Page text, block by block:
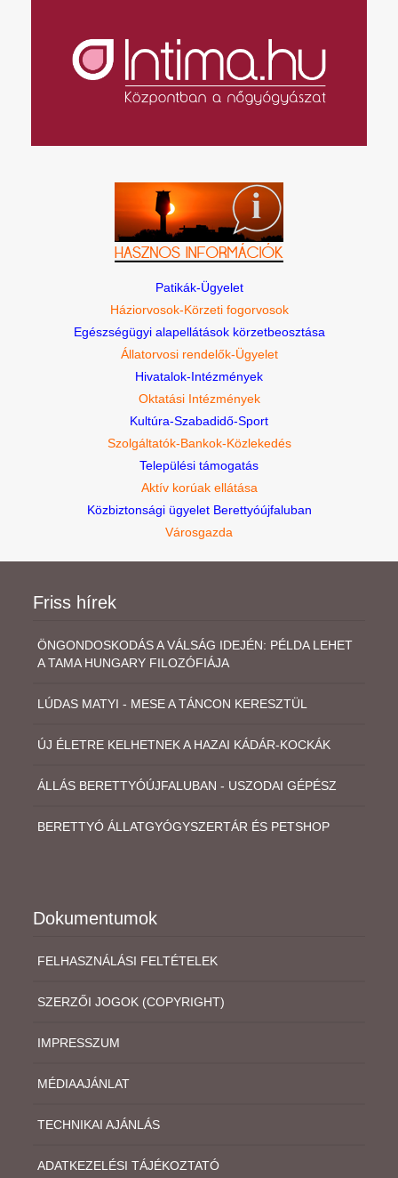
Patikák-Ügyelet
Háziorvosok-Körzeti fogorvosok
Egészségügyi alapellátások körzetbeosztása
Állatorvosi rendelők-Ügyelet
Hivatalok-Intézmények
Oktatási Intézmények
Kultúra-Szabadidő-Sport
Szolgáltatók-Bankok-Közlekedés
Települési támogatás
Aktív korúak ellátása
Közbiztonsági ügyelet Berettyóújfaluban
Városgazda
Friss hírek
ÖNGONDOSKODÁS A VÁLSÁG IDEJÉN: PÉLDA LEHET
A TAMA HUNGARY FILOZÓFIÁJA
LÚDAS MATYI - MESE A TÁNCON KERESZTÜL
ÚJ ÉLETRE KELHETNEK A HAZAI KÁDÁR-KOCKÁK
ÁLLÁS BERETTYÓÚJFALUBAN - USZODAI GÉPÉSZ
BERETTYÓ ÁLLATGYÓGYSZERTÁR ÉS PETSHOP
Dokumentumok
FELHASZNÁLÁSI FELTÉTELEK
SZERZŐI JOGOK (COPYRIGHT)
IMPRESSZUM
MÉDIAAJÁNLAT
TECHNIKAI AJÁNLÁS
ADATKEZELÉSI TÁJÉKOZTATÓ